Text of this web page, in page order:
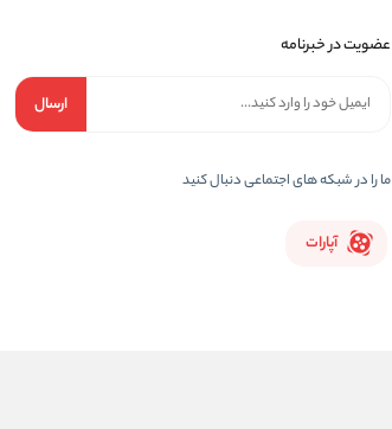
عضویت در خبرنامه
ارسال
ما را در شبکه های اجتماعی دنبال کنید
آپارات